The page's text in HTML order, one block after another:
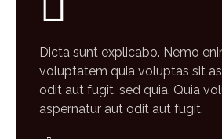
Dicta sunt explicabo. Nemo
voluptatem quia voluptas sit
odit aut fugit, sed quia. Quia
aspernatur aut odit aut fugit.